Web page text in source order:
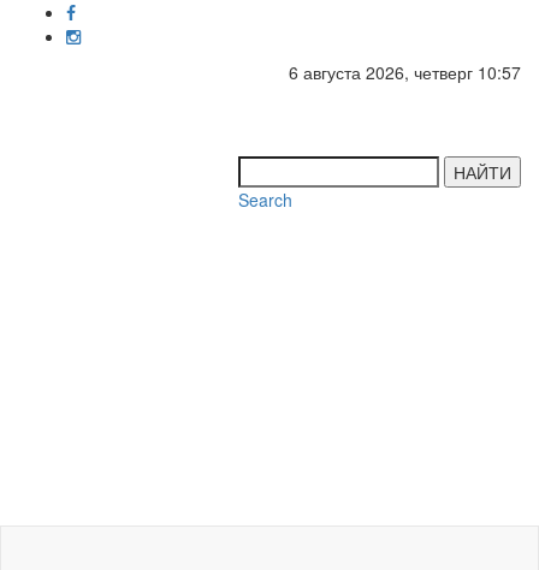
6 августа 2026, четверг 10:57
НАЙТИ
Search